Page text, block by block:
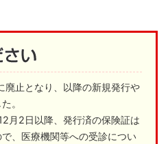
止となり、以降の新規発行や
。
月2日以降、発行済の保険証は
、医療機関等への受診につい